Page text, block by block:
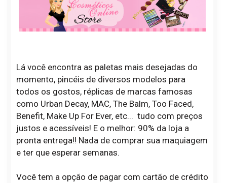
Lá você encontra as paletas mais desejadas do
momento, pincéis de diversos modelos para
todos os gostos, réplicas de marcas famosas
como Urban Decay, MAC, The Balm, Too Faced,
Benefit, Make Up For Ever, etc... tudo com preços
justos e acessíveis! E o melhor: 90% da loja a
pronta entrega!! Nada de comprar sua maquiagem
e ter que esperar semanas.
Você tem a opção de pagar com cartão de crédito